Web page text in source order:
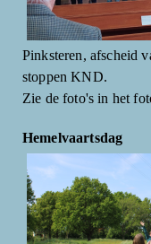
Pinksteren, afscheid
stoppen KND.
Zie de foto's in het
Hemelvaartsdag